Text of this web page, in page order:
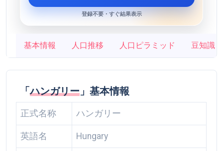
登録不要・すぐ結果表示
基本情報 人口推移 人口ピラミッド 豆知識
「ハンガリー 」基本情報
正式名称 ハンガリー
英語名 Hungary